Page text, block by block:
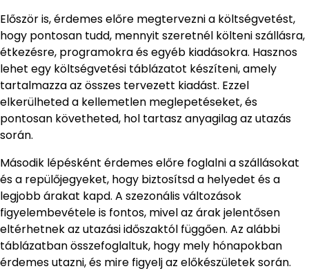
Először is, érdemes előre megtervezni a költségvetést,
hogy pontosan tudd, mennyit szeretnél költeni szállásra,
étkezésre, programokra és egyéb kiadásokra. Hasznos
lehet egy költségvetési táblázatot készíteni, amely
tartalmazza az összes tervezett kiadást. Ezzel
elkerülheted a kellemetlen meglepetéseket, és
pontosan követheted, hol tartasz anyagilag az utazás
során.
Második lépésként érdemes előre foglalni a szállásokat
és a repülőjegyeket, hogy biztosítsd a helyedet és a
legjobb árakat kapd. A szezonális változások
figyelembevétele is fontos, mivel az árak jelentősen
eltérhetnek az utazási időszaktól függően. Az alábbi
táblázatban összefoglaltuk, hogy mely hónapokban
érdemes utazni, és mire figyelj az előkészületek során.